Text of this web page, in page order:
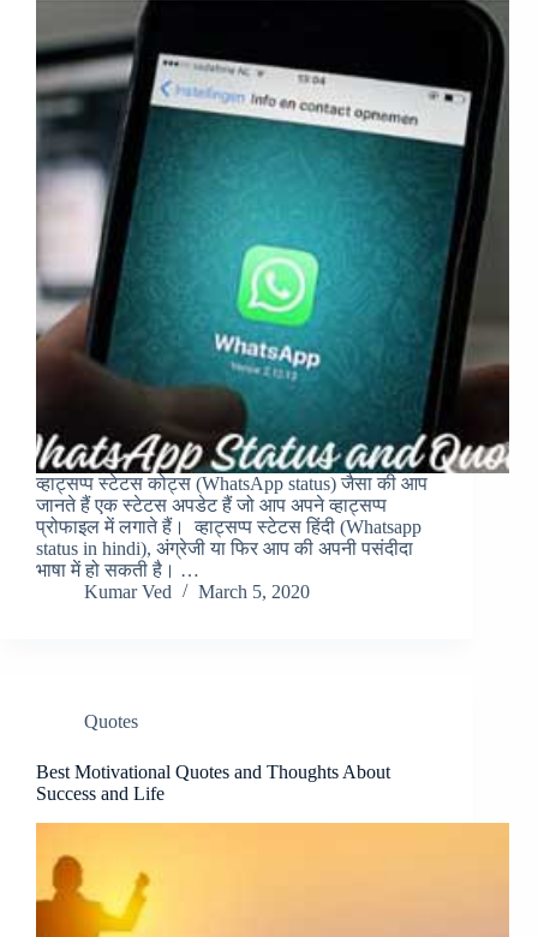
व्हाट्सप्प स्टेटस कोट्स (WhatsApp status) जैसा की आप
जानते हैं एक स्टेटस अपडेट हैं जो आप अपने व्हाट्सप्प
प्रोफाइल में लगाते हैं। व्हाट्सप्प स्टेटस हिंदी (Whatsapp
status in hindi), अंग्रेजी या फिर आप की अपनी पसंदीदा
भाषा में हो सकती है। …
Kumar Ved
March 5, 2020
Quotes
Best Motivational Quotes and Thoughts About
Success and Life